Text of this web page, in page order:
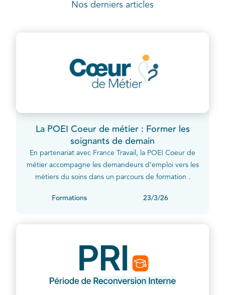
Nos derniers articles
La POEI Coeur de métier : Former les
soignants de demain
En partenariat avec France Travail, la POEI Coeur de
métier accompagne les demandeurs d’emploi vers les
métiers du soins dans un parcours de formation .
Formations 23/3/26